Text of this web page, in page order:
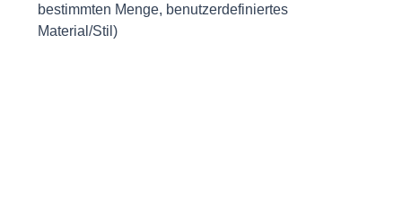
bestimmten Menge, benutzerdefiniertes
Material/Stil)